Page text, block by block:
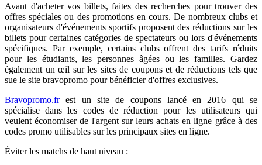
Avant d'acheter vos billets, faites des recherches pour trouver des
offres spéciales ou des promotions en cours. De nombreux clubs et
organisateurs d'événements sportifs proposent des réductions sur les
billets pour certaines catégories de spectateurs ou lors d'événements
spécifiques. Par exemple, certains clubs offrent des tarifs réduits
pour les étudiants, les personnes âgées ou les familles. Gardez
également un œil sur les sites de coupons et de réductions tels que
sue le site bravopromo pour bénéficier d'offres exclusives.
Bravopromo.frest un site de coupons lancé en 2016 qui se
spécialise dans les codes de réduction pour les utilisateurs qui
veulent économiser de l'argent sur leurs achats en ligne grâce à des
codes promo utilisables sur les principaux sites en ligne.
Éviter les matchs de haut niveau :